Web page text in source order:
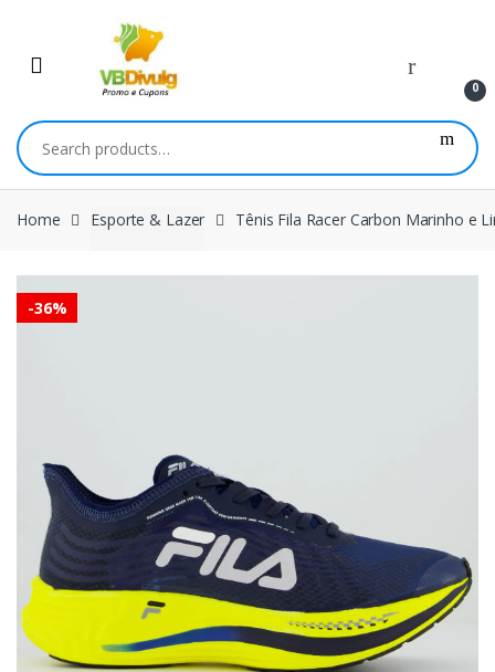
navigation
content
0
Search
for:
Home Esporte & Lazer Tênis Fila Racer Carbon Marinho e
-36%